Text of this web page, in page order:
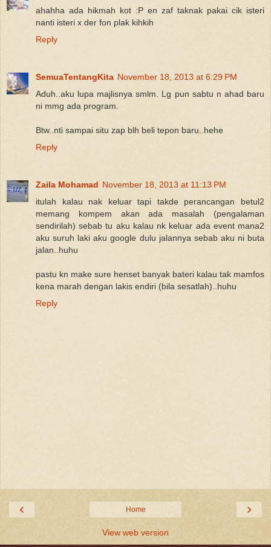
ahahha ada hikmah kot :P en zaf taknak pakai cik isteri
nanti isteri x der fon plak kihkih
Reply
SemuaTentangKita November 18, 2013 at 6:29 PM
Aduh..aku lupa majlisnya smlm. Lg pun sabtu n ahad baru
ni mmg ada program.
Btw..nti sampai situ zap blh beli tepon baru..hehe
Reply
Zaila Mohamad November 18, 2013 at 11:13 PM
itulah kalau nak keluar tapi takde perancangan betul2
memang kompem akan ada masalah (pengalaman
sendirilah) sebab tu aku kalau nk keluar ada event mana2
aku suruh laki aku google dulu jalannya sebab aku ni buta
jalan..huhu
pastu kn make sure henset banyak bateri kalau tak mamfos
kena marah dengan lakis endiri (bila sesatlah)..huhu
Reply
‹ ›
Home
View web version